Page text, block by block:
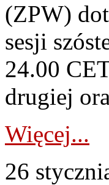
(ZPW)
sesji
24.00
drugiej
Więcej...
26